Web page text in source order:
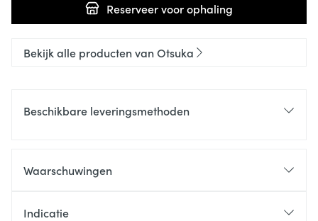
Reserveervoor ophaling
Bekijk alle producten van Otsuka
Beschikbare leveringsmethoden
Waarschuwingen
Indicatie